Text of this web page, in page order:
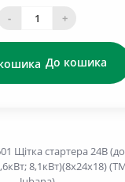
- +
До кошика